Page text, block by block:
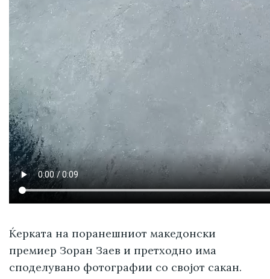
Ќерката на поранешниот македонски
премиер Зоран Заев и претходно има
споделувано фотографии со својот сакан.